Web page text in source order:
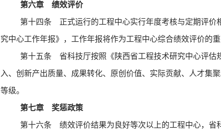
第六章 绩效评价
第十四条 正式运行的工程中心实行年度考核与定期评价
究中心工作年报》，工作年报将作为工程中心综合绩效评价的重
第十五条 省科技厅按照《陕西省工程技术研究中心评估
入、创新产出质量、成果转化、原创价值、实际贡献、人才集
等级。
第七章 奖惩政策
第十六条 绩效评价结果为良好等次以上的工程中心，省